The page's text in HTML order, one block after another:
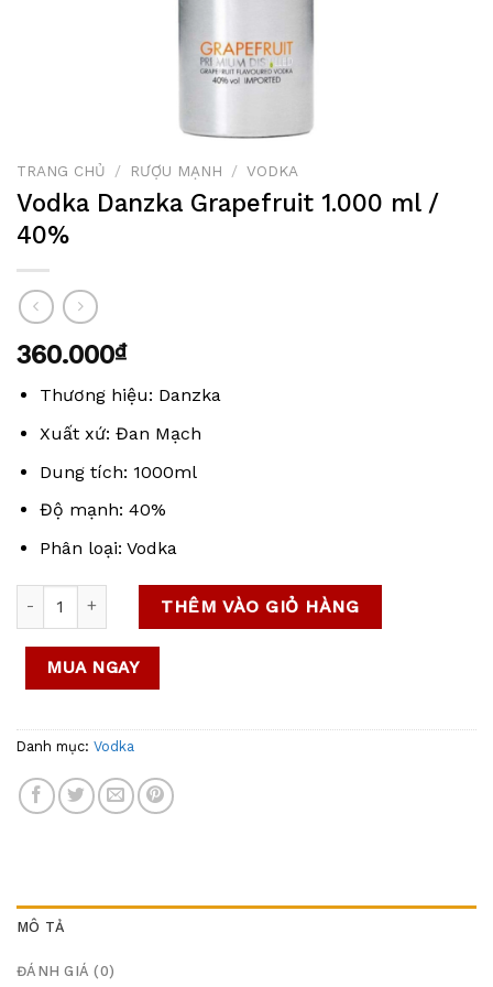
TRANG CHỦ / RƯỢU MẠNH / VODKA
Vodka Danzka Grapefruit 1.000 ml /
40%
360.000₫
Thương hiệu: Danzka
Xuất xứ: Đan Mạch
Dung tích: 1000ml
Độ mạnh: 40%
Phân loại: Vodka
Vodka Danzka Grapefruit 1.000 ml / 40% số lượng
THÊM VÀO GIỎ HÀNG
MUA NGAY
Danh mục: Vodka
MÔ TẢ
ĐÁNH GIÁ (0)